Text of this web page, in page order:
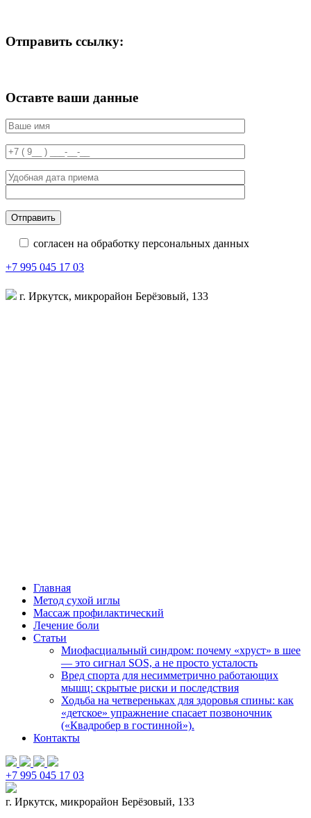
Отправить ссылку:
Оставте ваши данные
согласен на обработку персональных данных
+7 995 045 17 03
г. Иркутск, микрорайон Берёзовый, 133
Главная
Метод сухой иглы
Массаж профилактический
Лечение боли
Статьи
Миофасциальный синдром: почему «хруст» в шее
— это сигнал SOS, а не просто усталость
Вред спорта для несимметрично работающих
мышц: скрытые риски и последствия
Ходьба на четвереньках для здоровья спины: как
«детское» упражнение спасает позвоночник
(«Квадробер в гостинной»).
Контакты
+7 995 045 17 03
г. Иркутск, микрорайон Берёзовый, 133